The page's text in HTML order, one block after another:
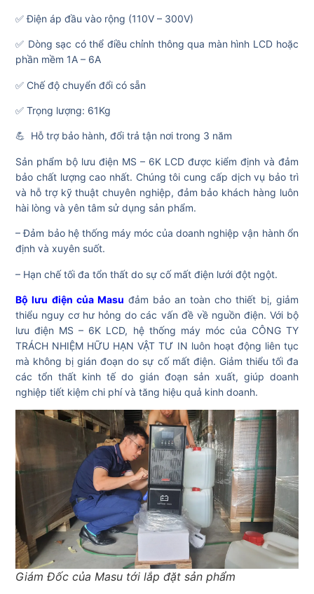
✅ Điện áp đầu vào rộng (110V – 300V)
✅ Dòng sạc có thể điều chỉnh thông qua màn hình LCD hoặc
phần mềm 1A – 6A
✅ Chế độ chuyển đổi có sẵn
✅ Trọng lượng: 61Kg
💪 Hỗ trợ bảo hành, đổi trả tận nơi trong 3 năm
Sản phẩm bộ lưu điện MS – 6K LCD được kiểm định và đảm
bảo chất lượng cao nhất. Chúng tôi cung cấp dịch vụ bảo trì
và hỗ trợ kỹ thuật chuyên nghiệp, đảm bảo khách hàng luôn
hài lòng và yên tâm sử dụng sản phẩm.
– Đảm bảo hệ thống máy móc của doanh nghiệp vận hành ổn
định và xuyên suốt.
– Hạn chế tối đa tổn thất do sự cố mất điện lưới đột ngột.
Bộ lưu điện của Masu đảm bảo an toàn cho thiết bị, giảm
thiểu nguy cơ hư hỏng do các vấn đề về nguồn điện. Với bộ
lưu điện MS – 6K LCD, hệ thống máy móc của CÔNG TY
TRÁCH NHIỆM HỮU HẠN VẬT TƯ IN luôn hoạt động liên tục
mà không bị gián đoạn do sự cố mất điện. Giảm thiểu tối đa
các tổn thất kinh tế do gián đoạn sản xuất, giúp doanh
nghiệp tiết kiệm chi phí và tăng hiệu quả kinh doanh.
Giám Đốc của Masu tới lắp đặt sản phẩm